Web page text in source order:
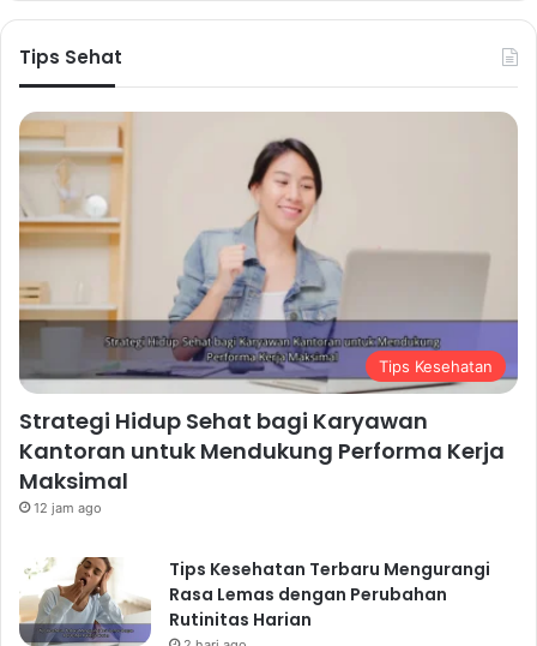
Tips Sehat
Tips Kesehatan
Strategi Hidup Sehat bagi Karyawan
Kantoran untuk Mendukung Performa Kerja
Maksimal
12 jam ago
Tips Kesehatan Terbaru Mengurangi
Rasa Lemas dengan Perubahan
Rutinitas Harian